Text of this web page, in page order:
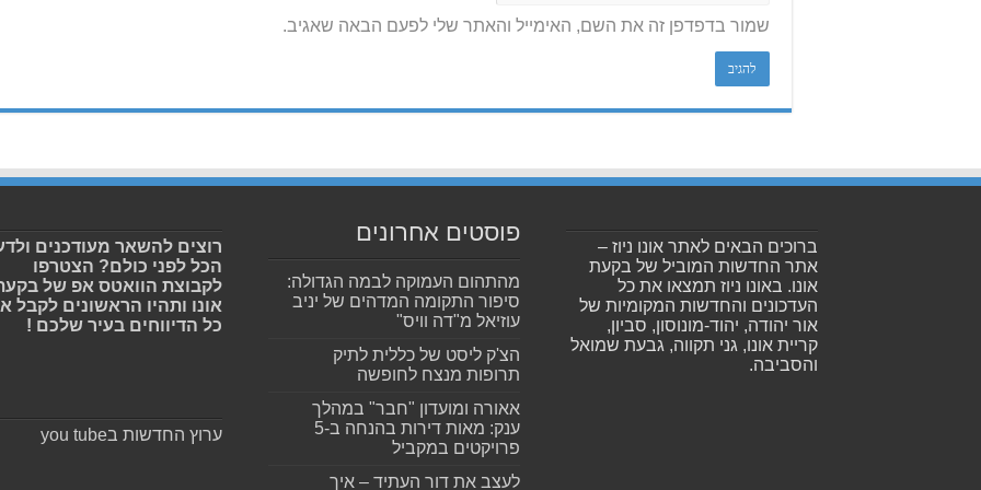
שמור בדפדפן זה את השם, האימייל והאתר שלי לפעם הבאה שאגיב.
ברוכים הבאים לאתר אונו ניוז –
אתר החדשות המוביל של בקעת
אונו. באונו ניוז תמצאו את כל
העדכונים והחדשות המקומיות של
אור יהודה, יהוד-מונוסון, סביון,
קריית אונו, גני תקווה, גבעת שמואל
והסביבה.
פוסטים אחרונים
מהתהום העמוקה לבמה הגדולה:
סיפור התקומה המדהים של יניב
עוזיאל מ"דה וויס"
הצ'ק ליסט של כללית לתיק
תרופות מנצח לחופשה
אאורה ומועדון "חבר" במהלך
ענק: מאות דירות בהנחה ב-5
פרויקטים במקביל
לעצב את דור העתיד – איך
רוצים להשאר מעודכנים
הכל לפני כולם? הצטרפו
לקבוצת הוואטס אפ של
אונו ותהיו הראשונים לקבל
כל הדיווחים בעיר שלכם !
ערוץ החדשות בyou tube